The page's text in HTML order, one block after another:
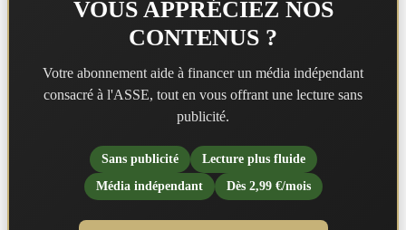
VOUS APPRÉCIEZ NOS
CONTENUS ?
Votre abonnement aide à financer un média indépendant
consacré à l'ASSE, tout en vous offrant une lecture sans
publicité.
Sans publicité
Lecture plus fluide
Média indépendant
Dès 2,99 €/mois